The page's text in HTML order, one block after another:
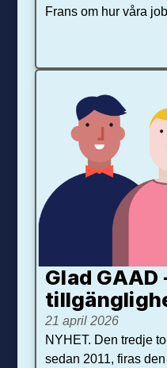
Frans om hur våra
Glad
21 april 2026
NYHET. Den tredje
sedan 2011, firas